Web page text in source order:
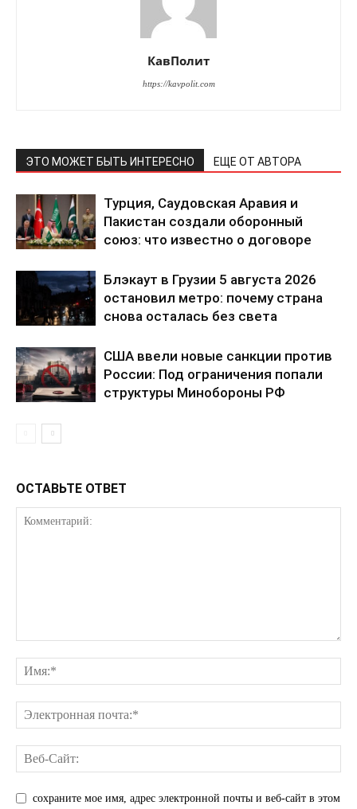
КавПолит
https://kavpolit.com
ЭТО МОЖЕТ БЫТЬ ИНТЕРЕСНО ЕЩЕ ОТ АВТОРА
Турция, Саудовская Аравия и
Пакистан создали оборонный
союз: что известно о договоре
Блэкаут в Грузии 5 августа 2026
остановил метро: почему страна
снова осталась без света
США ввели новые санкции против
России: Под ограничения попали
структуры Минобороны РФ
ОСТАВЬТЕ ОТВЕТ
сохраните мое имя, адрес электронной почты и веб-сайт в этом